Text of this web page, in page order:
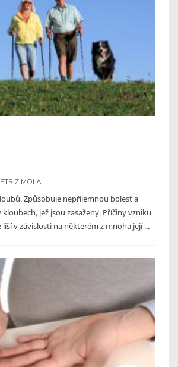
ZIMOLA
Způsobuje nepříjemnou bolest a
jež jsou zasaženy. Příčiny vzniku
liší v závislosti na některém z mnoha její ...